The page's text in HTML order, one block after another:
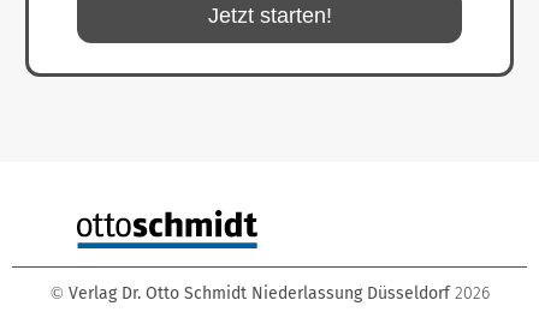
Jetzt starten!
© Verlag Dr. Otto Schmidt Niederlassung Düsseldorf 2026